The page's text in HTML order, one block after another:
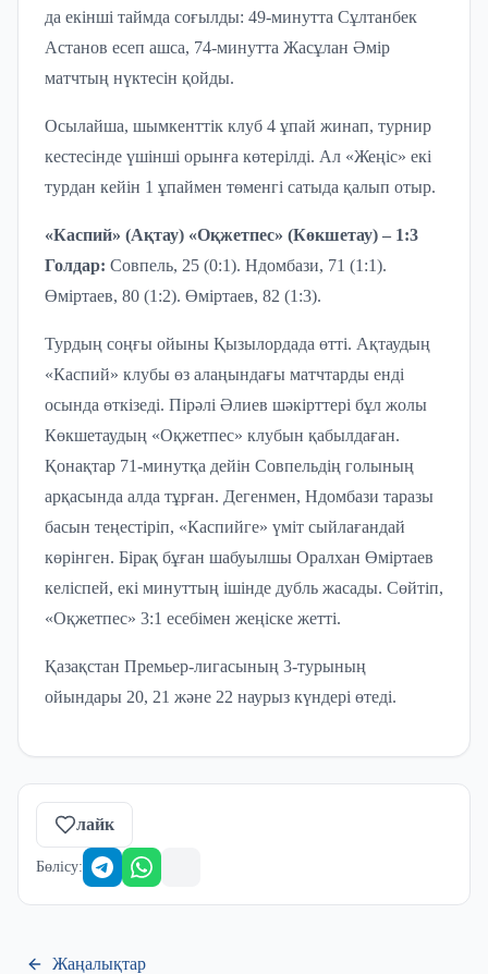
да екінші таймда соғылды: 49-минутта Сұлтанбек
Астанов есеп ашса, 74-минутта Жасұлан Әмір
матчтың нүктесін қойды.
Осылайша, шымкенттік клуб 4 ұпай жинап, турнир
кестесінде үшінші орынға көтерілді. Ал «Жеңіс» екі
турдан кейін 1 ұпаймен төменгі сатыда қалып отыр.
«Каспий» (Ақтау) «Оқжетпес» (Көкшетау) – 1:3
Голдар: Совпель, 25 (0:1). Ндомбази, 71 (1:1).
Өміртаев, 80 (1:2). Өміртаев, 82 (1:3).
Турдың соңғы ойыны Қызылордада өтті. Ақтаудың
«Каспий» клубы өз алаңындағы матчтарды енді
осында өткізеді. Пірәлі Әлиев шәкірттері бұл жолы
Көкшетаудың «Оқжетпес» клубын қабылдаған.
Қонақтар 71-минутқа дейін Совпельдің голының
арқасында алда тұрған. Дегенмен, Ндомбази таразы
басын теңестіріп, «Каспийге» үміт сыйлағандай
көрінген. Бірақ бұған шабуылшы Оралхан Өміртаев
келіспей, екі минуттың ішінде дубль жасады. Сөйтіп,
«Оқжетпес» 3:1 есебімен жеңіске жетті.
Қазақстан Премьер-лигасының 3-турының
ойындары 20, 21 және 22 наурыз күндері өтеді.
лайк
Бөлісу:
Жаңалықтар